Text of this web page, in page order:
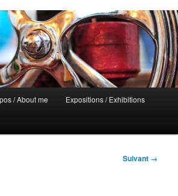
/ About me Expositions / Exhibitions
Suivant →